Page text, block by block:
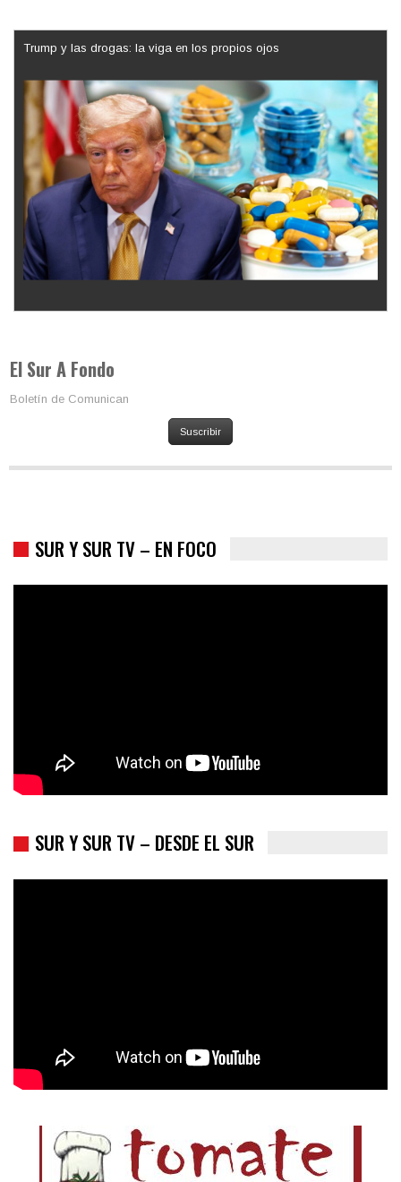
Trump y las drogas: la viga en los propios ojos
El Sur A Fondo
Boletín de Comunican
Suscribir
SUR Y SUR TV – EN FOCO
SUR Y SUR TV – DESDE EL SUR